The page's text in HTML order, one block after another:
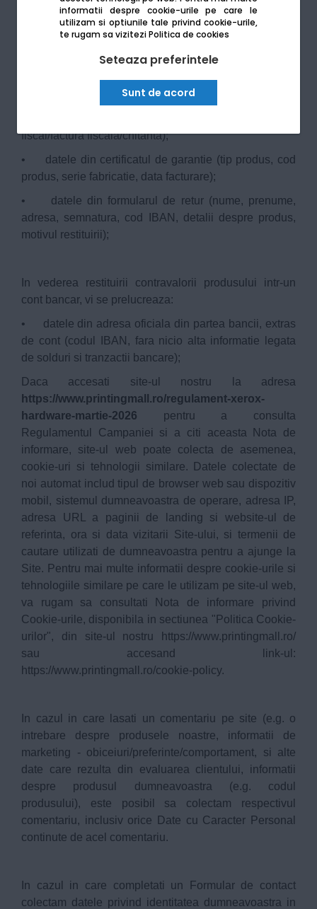
informatii despre cookie-urile pe care le
utilizam si optiunile tale privind cookie-urile,
te rugam sa viziteziPolitica de cookies
Seteaza preferintele
Sunt de acord
rezultate din conversatiile noastre cu dumneavoastra),
datele privind sesizarile sau comentariile pe care le
lasati, si informatii referitoare la circumstantele
personale relevante convorbirii cu operatorul nostru.
In vederea inspectarii produsului vi se prelucreaza
urmatoarele date cu caracter personal:
fiscal/factura fiscala/chitanta);
• datele din certificatul de garantie (tip produs, cod
produs, serie fabricatie, data facturare);
• datele din formularul de retur (nume, prenume,
adresa, semnatura, cod IBAN, detalii despre produs,
motivul restituirii);
In vederea restituirii contravalorii produsului intr-un
cont bancar, vi se prelucreaza:
• datele din adresa oficiala din partea bancii, extras
de cont (codul IBAN, fara nicio alta informatie legata
de solduri si tranzactii bancare);
Daca accesati site-ul nostru la adresa
https://www.printingmall.ro/regulament-xerox-
hardware-martie-2026 pentru a consulta
Regulamentul Campaniei si a citi aceasta Nota de
informare, site-ul web poate colecta de asemenea,
cookie-uri si tehnologii similare. Datele colectate de
noi automat includ tipul de browser web sau dispozitiv
mobil, sistemul dumneavoastra de operare, adresa IP,
adresa URL a paginii de landing si website-ul de
referinta, ora si data vizitarii Site-ului, si termenii de
cautare utilizati de dumneavoastra pentru a ajunge la
Site. Pentru mai multe informatii despre cookie-urile si
tehnologiile similare pe care le utilizam pe site-ul web,
va rugam sa consultati Nota de informare privind
Cookie-urile, disponibila in sectiunea "Politica Cookie-
urilor", din site-ul nostru
https://www.printingmall.ro/
sau accesand link-ul:
https://www.printingmall.ro/cookie-policy.
In cazul in care lasati un comentariu pe site (e.g. o
intrebare despre produsele noastre, informatii de
marketing - obiceiuri/preferinte/comportament, si alte
date care rezulta din evaluarea clientului, informatii
despre produsul dumneavoastra (e.g. codul
produsului), este posibil sa colectam respectivul
comentariu, inclusiv orice Date cu Caracter Personal
continute de acel comentariu.
In cazul in care completati un Formular de contact
colectam datele privind identitatea dumneavoastra in